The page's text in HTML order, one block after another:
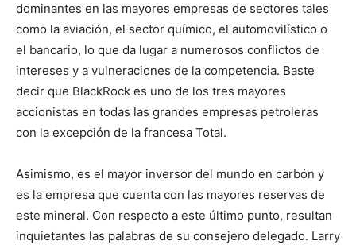
dominantes en las mayores empresas de sectores tales
como la aviación, el sector químico, el automovilístico o
el bancario, lo que da lugar a numerosos conflictos de
intereses y a vulneraciones de la competencia. Baste
decir que BlackRock es uno de los tres mayores
accionistas en todas las grandes empresas petroleras
con la excepción de la francesa Total.
Asimismo, es el mayor inversor del mundo en carbón y
es la empresa que cuenta con las mayores reservas de
este mineral. Con respecto a este último punto, resultan
inquietantes las palabras de su consejero delegado. Larry